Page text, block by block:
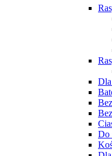
Dla
Do